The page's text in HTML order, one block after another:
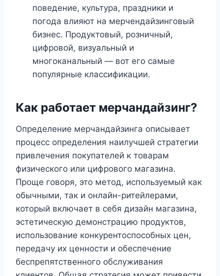
поведение, культура, праздники и
погода влияют на мерчендайзинговый
бизнес. Продуктовый, розничный,
цифровой, визуальный и
многоканальный — вот его самые
популярные классификации.
Как работает мерчандайзинг?
Определение мерчандайзинга описывает
процесс определения наилучшей стратегии
привлечения покупателей к товарам
физического или цифрового магазина.
Проще говоря, это метод, используемый как
обычными, так и онлайн-ритейлерами,
который включает в себя дизайн магазина,
эстетическую демонстрацию продуктов,
использование конкурентоспособных цен,
передачу их ценности и обеспечение
беспрепятственного обслуживания